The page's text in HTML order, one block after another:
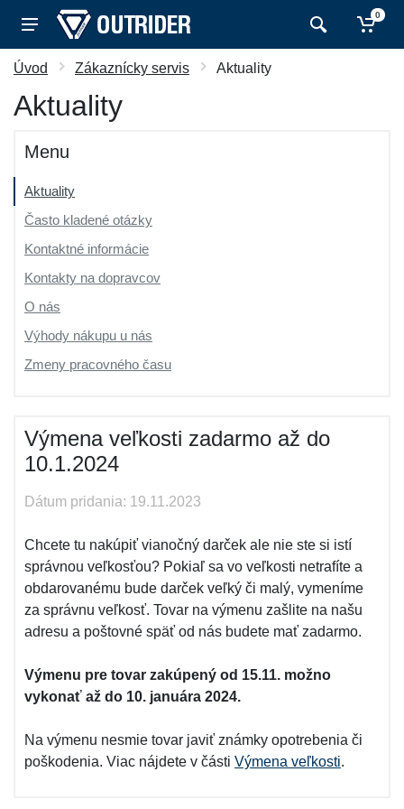
0
Úvod Zákaznícky servis Aktuality
Aktuality
Menu
Aktuality
Často kladené otázky
Kontaktné informácie
Kontakty na dopravcov
O nás
Výhody nákupu u nás
Zmeny pracovného času
Výmena veľkosti zadarmo až do
10.1.2024
Dátum pridania: 19.11.2023
Chcete tu nakúpiť vianočný darček ale nie ste si istí
správnou veľkosťou? Pokiaľ sa vo veľkosti netrafíte a
obdarovanému bude darček veľký či malý, vymeníme
za správnu veľkosť. Tovar na výmenu zašlite na našu
adresu a poštovné späť od nás budete mať zadarmo.
Výmenu pre tovar zakúpený od 15.11. možno
vykonať až do 10. januára 2024.
Na výmenu nesmie tovar javiť známky opotrebenia či
poškodenia. Viac nájdete v části Výmena veľkosti.